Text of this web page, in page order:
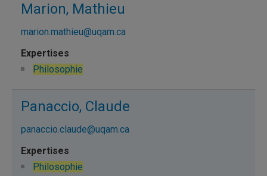
Marion, Mathieu
marion.mathieu@uqam.ca
Philosophie
Panaccio, Claude
panaccio.claude@uqam.ca
Philosophie